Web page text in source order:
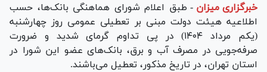
خبرگزاری میزان - طبق اعلام شورای هماهنگی بانک‌ها، حسب
اطلاعیه هیئت دولت مبنی بر تعطیلی عمومی روز چهارشنبه
(یکم مرداد ۱۴۰۴) در پی تداوم گرمای شدید و ضرورت
صرفه‌جویی در مصرف آب و برق، بانک‌های عضو این شورا در
استان تهران، در تاریخ مذکور، تعطیل می‌باشند.